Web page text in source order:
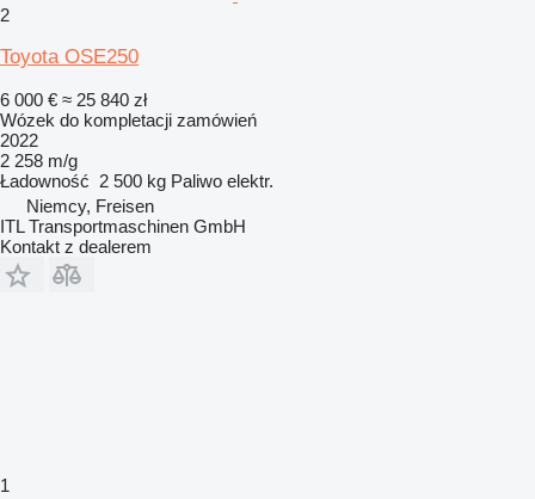
2
Toyota OSE250
6 000 € ≈ 25 840 zł
Wózek do kompletacji zamówień
2022
2 258 m/g
Ładowność 2 500 kg Paliwo elektr.
Niemcy, Freisen
ITL Transportmaschinen GmbH
Kontakt z dealerem
1